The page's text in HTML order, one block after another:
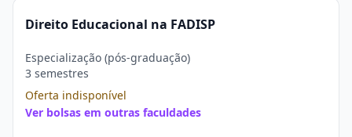
Direito Educacional na FADISP
Especialização (pós-graduação)
3 semestres
Oferta indisponível
Ver bolsas em outras faculdades